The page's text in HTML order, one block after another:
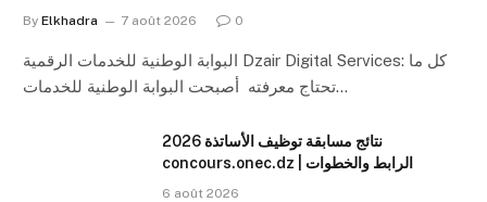
By Elkhadra 7 août 2026 0
البوابة الوطنية للخدمات الرقمية Dzair Digital Services: كل ما
تحتاج معرفته أصبحت البوابة الوطنية للخدمات…
نتائج مسابقة توظيف الأساتذة 2026
concours.onec.dz | الرابط والخطوات
6 août 2026